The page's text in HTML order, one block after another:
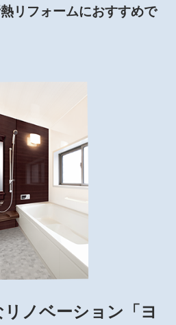
リフォームにおすすめで
ノベーション「ヨ